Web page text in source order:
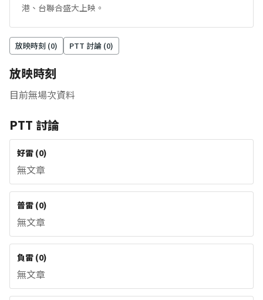
港、台聯合盛大上映。
放映時刻 (0) PTT 討論 (0)
放映時刻
目前無場次資料
PTT 討論
好雷 (0)
無文章
普雷 (0)
無文章
負雷 (0)
無文章